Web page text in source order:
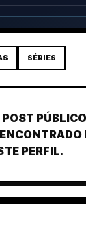
SÉRIES
PERFIL.